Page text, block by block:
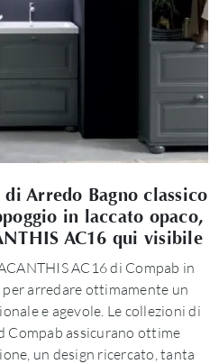
Arredo Bagno classico
in laccato opaco,
AC16 qui visibile
AC16 di Compab in
arredare ottimamente un
e agevole. Le collezioni di
Compab assicurano ottime
un design ricercato, tanta